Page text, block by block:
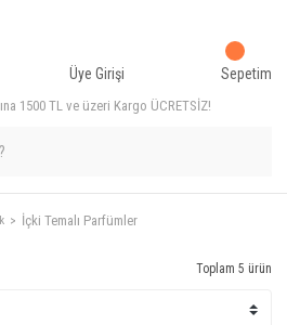
1500 TL ve üzeri Kargo ÜCRETSİZ!
Üye Girişi Sepetim
İçki Temalı Parfümler
Toplam 5 ürün